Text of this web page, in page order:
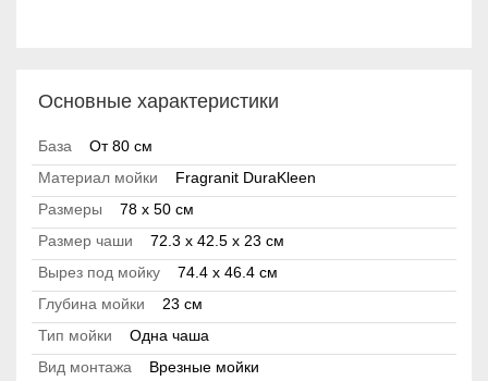
Основные характеристики
База
От 80 см
Материал мойки
Fragranit DuraKleen
Размеры
78 x 50 см
Размер чаши
72.3 x 42.5 x 23 см
Вырез под мойку
74.4 x 46.4 см
Глубина мойки
23 см
Тип мойки
Одна чаша
Вид монтажа
Врезные мойки